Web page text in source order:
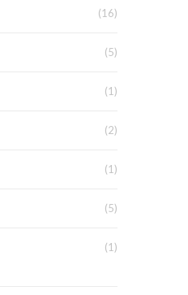
(16)
(5)
(1)
(2)
(1)
(5)
(1)